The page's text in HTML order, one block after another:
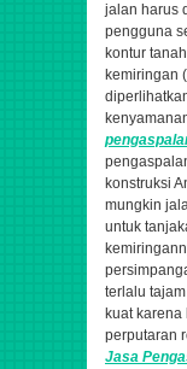
jalan harus
pengguna
kontur
kemiringan
konstruksi
mungkin
untuk
terlalu
kuat
perputaran
Jasa